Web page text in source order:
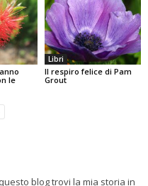
le
Libri
Il respiro felice di Pam
Grout
blog trovi la mia storia in